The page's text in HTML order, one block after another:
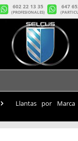
602 22 13 35
(PROFESIONALES)
647
Llantas por Marca